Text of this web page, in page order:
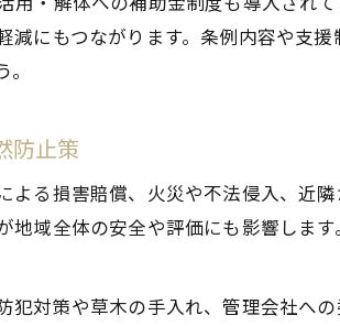
空家対策の実例から学ぶ効果的
空家トラブルを防いだ具体
空家バンク活用で地域活性
にもつながります。条例内容や支
防止策
る損害賠償、火災や不法侵入、近
域全体の安全や評価にも影響しま
犯対策や草木の手入れ、管理会社へ